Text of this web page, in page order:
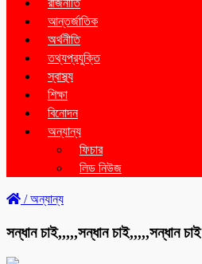
রাজনীতি
আন্তর্জাতিক
অর্থনীতি
তথ্যপ্রযুক্তি
স্বাস্থ্য
শিক্ষা
বিনোদন
অন্যান্য
ফিচার
লিড নিউজ
/অন্যান্য
সন্ধান চাই,,,,,সন্ধান চাই,,,,,সন্ধান চাই